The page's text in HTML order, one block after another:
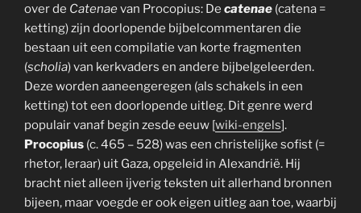
over de Catenaevan Procopius: De catenae (catena =
ketting) zijn doorlopende bijbelcommentaren die
bestaan uit een compilatie van korte fragmenten
(scholia) van kerkvaders en andere bijbelgeleerden.
Deze worden aaneengeregen (als schakels in een
ketting) tot een doorlopende uitleg. Dit genre werd
populair vanaf begin zesde eeuw [wiki-engels].
Procopius (c. 465 – 528) was een christelijke sofist (=
rhetor, leraar) uit Gaza, opgeleid in Alexandrië. Hij
bracht niet alleen ijverig teksten uit allerhand bronnen
bijeen, maar voegde er ook eigen uitleg aan toe, waarbij